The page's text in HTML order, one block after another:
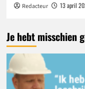
Redacteur 13 april
Je hebt misschien